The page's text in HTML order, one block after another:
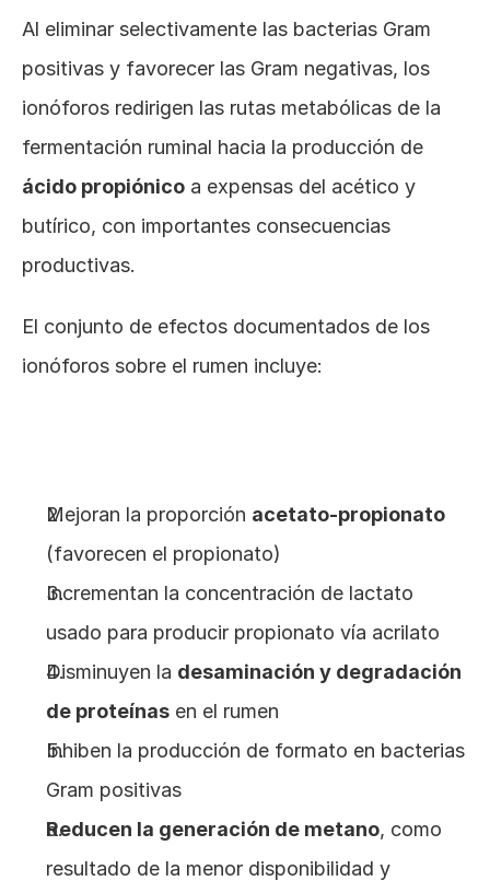
Al eliminar selectivamente las bacterias Gram
positivas y favorecer las Gram negativas, los
ionóforos redirigen las rutas metabólicas de la
ácido propiónico a expensas del acético y
butírico, con importantes consecuencias
productivas.
El conjunto de efectos documentados de los
ionóforos sobre el rumen incluye:
Mejoran la proporción acetato-propionato
(favorecen el propionato)
Incrementan la concentración de lactato
usado para producir propionato vía acrilato
Disminuyen la desaminación y degradación
de proteínas en el rumen
Inhiben la producción de formato en bacterias
Gram positivas
Reducen la generación de metano, como
resultado de la menor disponibilidad y